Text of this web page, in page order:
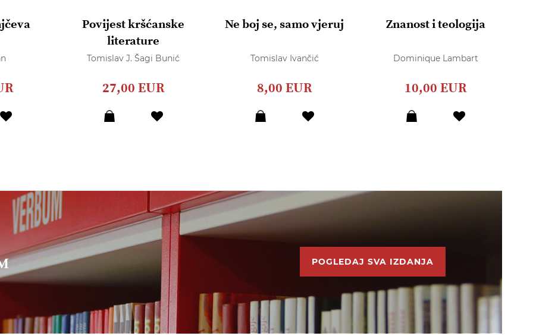
Povijest kršćanske
literature
Tomislav J. Šagi Bunić
27,00 EUR
Ne boj se, samo vjeruj
Tomislav Ivančić
8,00 EUR
Znanost i teologija
Dominique Lambart
10,00 EUR
POGLEDAJ SVA IZDANJA